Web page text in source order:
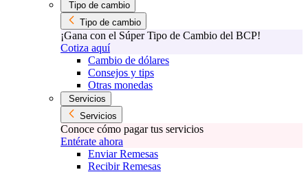
Tipo de cambio
Tipo de cambio
¡Gana con el Súper Tipo de Cambio del BCP!
Cotiza aquí
Cambio de dólares
Consejos y tips
Otras monedas
Servicios
Servicios
Conoce cómo pagar tus servicios
Entérate ahora
Enviar Remesas
Recibir Remesas